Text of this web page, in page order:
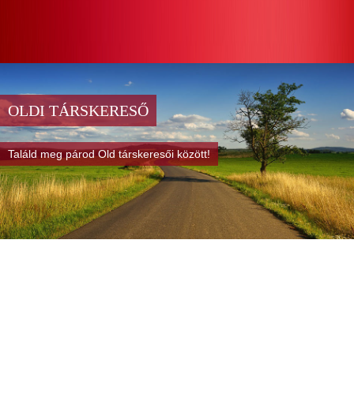
OLDI TÁRSKERESŐ
Találd meg párod Old társkeresői között!